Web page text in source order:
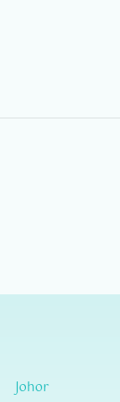
Johor